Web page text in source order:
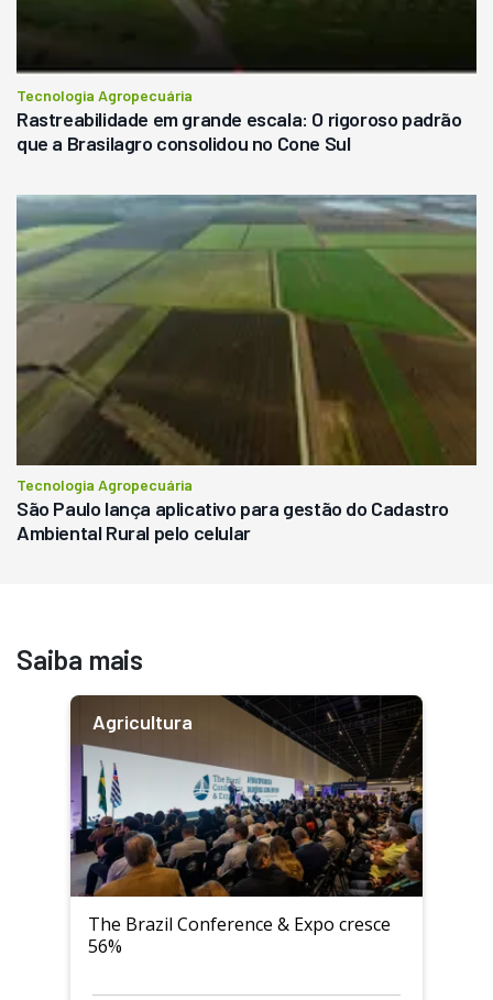
Tecnologia Agropecuária
Rastreabilidade em grande escala: O rigoroso padrão
que a Brasilagro consolidou no Cone Sul
Tecnologia Agropecuária
São Paulo lança aplicativo para gestão do Cadastro
Ambiental Rural pelo celular
Saiba mais
Agricultura
The Brazil Conference & Expo cresce
56%